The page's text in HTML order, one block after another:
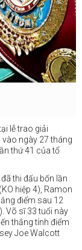
lễ trao giải
ngày 27 tháng
thứ 41 của tổ
thi đấu bốn lần
hiệp 4), Ramon
điểm sau 12
Võ sĩ 33 tuổi này
thắng tính điểm
Joe Walcott